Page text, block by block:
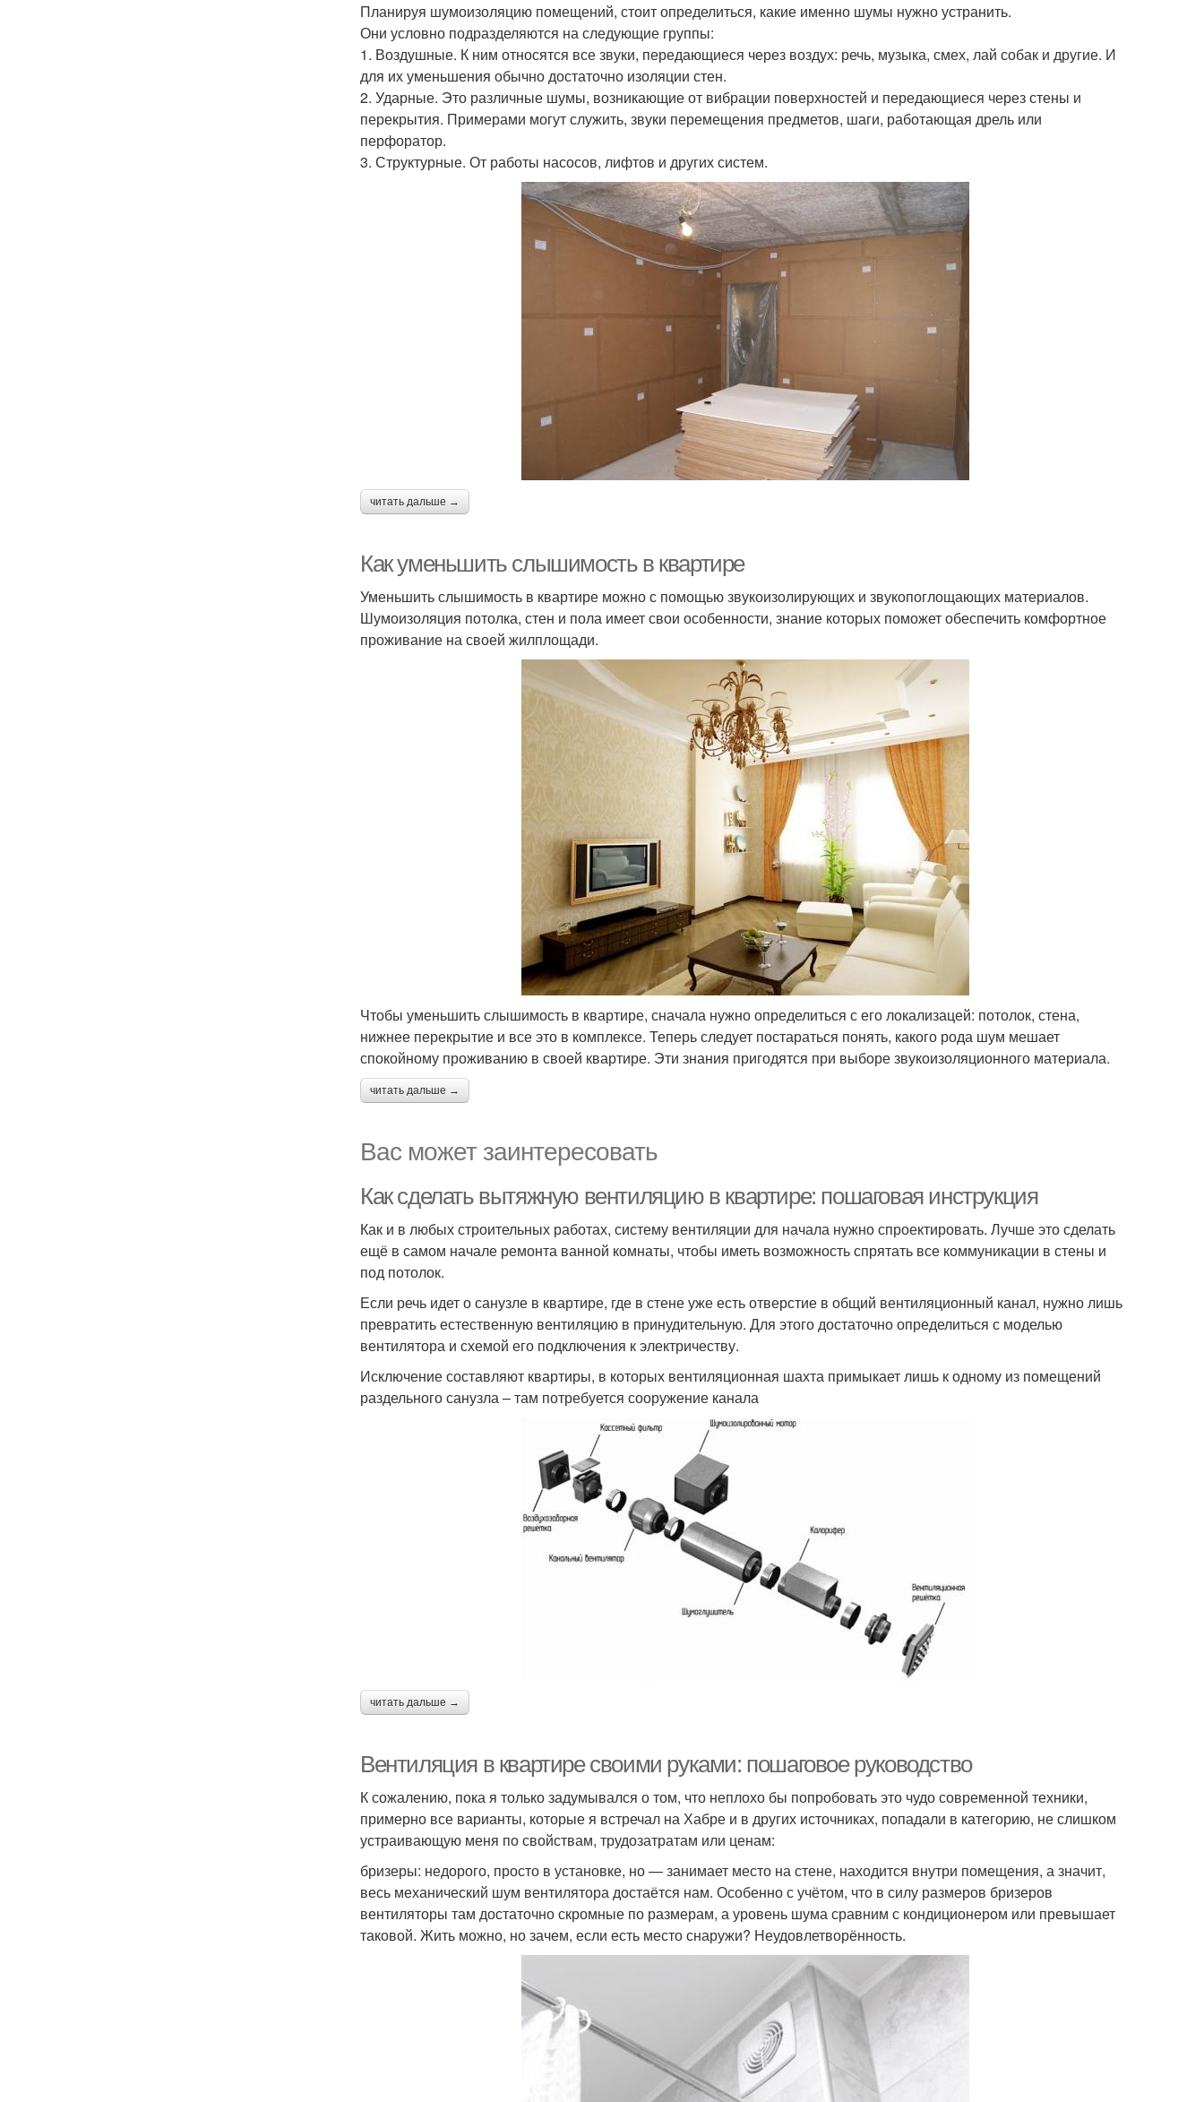
Планируя шумоизоляцию помещений, стоит определиться, какие именно шумы нужно устранить.
Они условно подразделяются на следующие группы:
1. Воздушные. К ним относятся все звуки, передающиеся через воздух: речь, музыка, смех, лай собак и другие. И
для их уменьшения обычно достаточно изоляции стен.
2. Ударные. Это различные шумы, возникающие от вибрации поверхностей и передающиеся через стены и
перекрытия. Примерами могут служить, звуки перемещения предметов, шаги, работающая дрель или
перфоратор.
3. Структурные. От работы насосов, лифтов и других систем.
читать дальше →
Как уменьшить слышимость в квартире
Уменьшить слышимость в квартире можно с помощью звукоизолирующих и звукопоглощающих материалов.
Шумоизоляция потолка, стен и пола имеет свои особенности, знание которых поможет обеспечить комфортное
проживание на своей жилплощади.
Чтобы уменьшить слышимость в квартире, сначала нужно определиться с его локализацей: потолок, стена,
нижнее перекрытие и все это в комплексе. Теперь следует постараться понять, какого рода шум мешает
спокойному проживанию в своей квартире. Эти знания пригодятся при выборе звукоизоляционного материала.
читать дальше →
Вас может заинтересовать
Как сделать вытяжную вентиляцию в квартире: пошаговая инструкция
Как и в любых строительных работах, систему вентиляции для начала нужно спроектировать. Лучше это сделать
ещё в самом начале ремонта ванной комнаты, чтобы иметь возможность спрятать все коммуникации в стены и
под потолок.
Если речь идет о санузле в квартире, где в стене уже есть отверстие в общий вентиляционный канал, нужно лишь
превратить естественную вентиляцию в принудительную. Для этого достаточно определиться с моделью
вентилятора и схемой его подключения к электричеству.
Исключение составляют квартиры, в которых вентиляционная шахта примыкает лишь к одному из помещений
раздельного санузла – там потребуется сооружение канала
читать дальше →
Вентиляция в квартире своими руками: пошаговое руководство
К сожалению, пока я только задумывался о том, что неплохо бы попробовать это чудо современной техники,
примерно все варианты, которые я встречал на Хабре и в других источниках, попадали в категорию, не слишком
устраивающую меня по свойствам, трудозатратам или ценам:
бризеры: недорого, просто в установке, но — занимает место на стене, находится внутри помещения, а значит,
весь механический шум вентилятора достаётся нам. Особенно с учётом, что в силу размеров бризеров
вентиляторы там достаточно скромные по размерам, а уровень шума сравним с кондиционером или превышает
таковой. Жить можно, но зачем, если есть место снаружи? Неудовлетворённость.